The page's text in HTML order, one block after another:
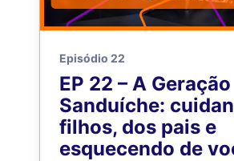
Episódio 22
EP 22 – A Geração
Sanduíche:
filhos, dos pais e
esquecendo de